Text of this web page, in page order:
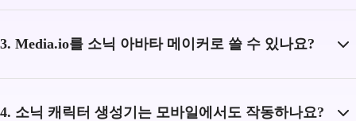
3. Media.io를 소닉 아바타 메이커로 쓸 수 있나요?
4. 소닉 캐릭터 생성기는 모바일에서도 작동하나요?